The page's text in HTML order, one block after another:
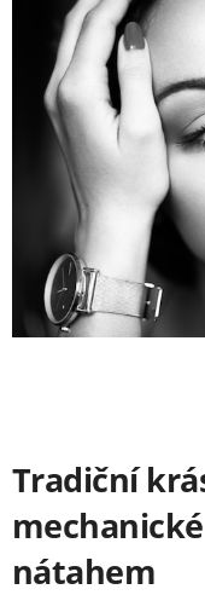
Tradiční
nátahem